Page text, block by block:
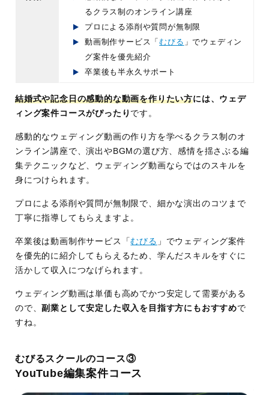
るクラス制のオンライン講座
プロによる添削や質問が無制限
動画制作サービス「むびる 」でウェディン
グ案件を優先紹介
卒業後も半永久サポート
結婚式や記念日の感動的な動画を作りたい方には、ウェデ
ィング案件コースがぴったり です。
感動的なウェディング動画の作り方を学べるクラス制のオ
ンライン講座で、演出やBGMの選び方、感情を揺さぶる編
集テクニックなど、ウェディング動画ならではのスキルを
身につけられます。
プロによる添削や質問が無制限で、細かな演出のコツまで
丁寧に指導してもらえますよ。
卒業後は動画制作サービス「むびる 」でウェディング案件
を優先的に紹介してもらえるため、学んだスキルをすぐに
活かして収入につなげられます。
ウェディング動画は単価も高めでかつ安定して需要がある
ので、 副業として安定した収入を目指す方にもおすすめで
すね。
むびるスクールのコース③
YouTube編集案件コース